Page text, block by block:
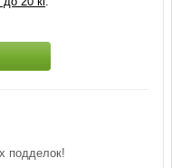
подделок!